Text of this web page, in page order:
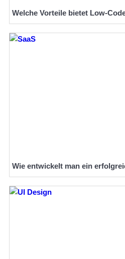
Welche Vorteile bietet Low-
Wie entwickelt man ein